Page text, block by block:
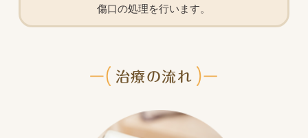
傷口の処理を行います。
治療の流れ